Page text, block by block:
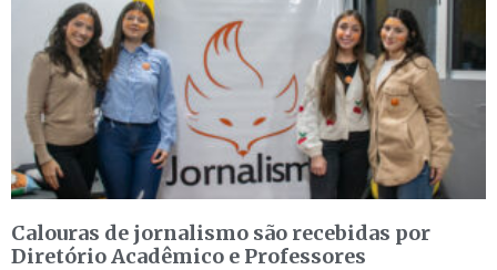
Calouras de jornalismo são recebidas por
Diretório Acadêmico e Professores